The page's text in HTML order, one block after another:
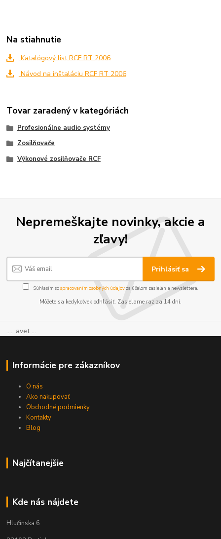
Na stiahnutie
Katalógový list RCF RT 2006
Návod na inštaláciu RCF RT 2006
Tovar zaradený v kategóriách
Profesionálne audio systémy
Zosilňovače
Výkonové zosilňovače RCF
Nepremeškajte novinky, akcie a
zľavy!
Prihlásiť sa
Súhlasím sospracovaním osobných údajov za účelom zasielania newslettera.
Môžete sa kedykoľvek odhlásiť. Zasielame raz za 14 dní.
..... avet ...
Informácie pre zákazníkov
O nás
Ako nakupovať
Obchodné podmienky
Kontakty
Blog
Najčítanejšie
Kde nás nájdete
Hlučínska 6